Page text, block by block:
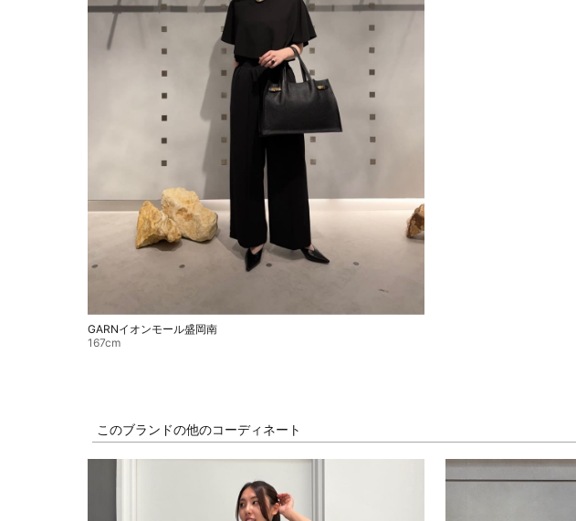
GARNイオンモール盛岡南
167cm
このブランドの他のコーディネート